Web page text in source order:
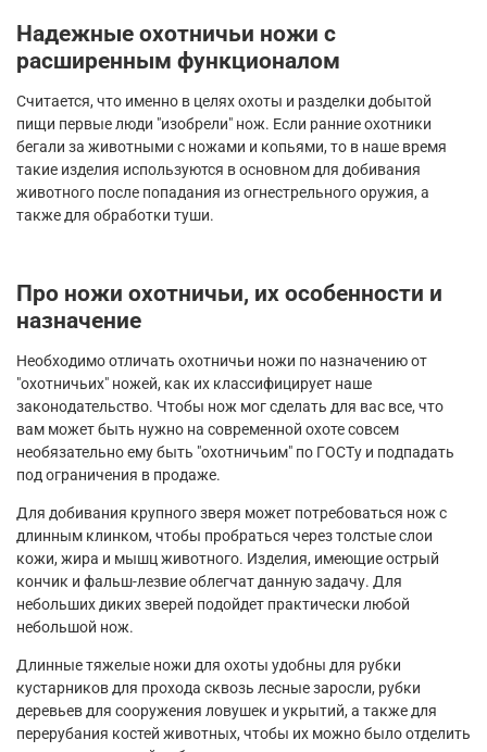
Надежные охотничьи ножи с
расширенным функционалом
Считается, что именно в целях охоты и разделки добытой
пищи первые люди "изобрели" нож. Если ранние охотники
бегали за животными с ножами и копьями, то в наше время
такие изделия используются в основном для добивания
животного после попадания из огнестрельного оружия, а
также для обработки туши.
Про ножи охотничьи, их особенности и
назначение
Необходимо отличать охотничьи ножи по назначению от
"охотничьих" ножей, как их классифицирует наше
законодательство. Чтобы нож мог сделать для вас все, что
вам может быть нужно на современной охоте совсем
необязательно ему быть "охотничьим" по ГОСТу и подпадать
под ограничения в продаже.
Для добивания крупного зверя может потребоваться нож с
длинным клинком, чтобы пробраться через толстые слои
кожи, жира и мышц животного. Изделия, имеющие острый
кончик и фальш-лезвие облегчат данную задачу. Для
небольших диких зверей подойдет практически любой
небольшой нож.
Длинные тяжелые ножи для охоты удобны для рубки
кустарников для прохода сквозь лесные заросли, рубки
деревьев для сооружения ловушек и укрытий, а также для
перерубания костей животных, чтобы их можно было отделить